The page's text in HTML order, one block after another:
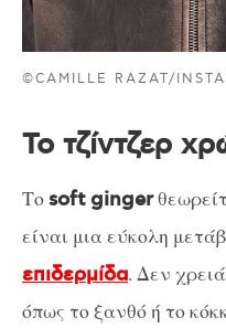
©CAMILLE RAZAT/
Το τζίντζερ
Τοsoft ginger
είναι μια εύκολη
επιδερμίδα. Δεν
όπως το ξανθό ή το